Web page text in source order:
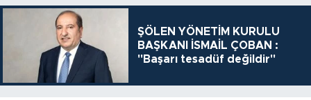
ŞÖLEN YÖNETİM KURULU
BAŞKANI İSMAİL ÇOBAN :
"Başarı tesadüf değildir"